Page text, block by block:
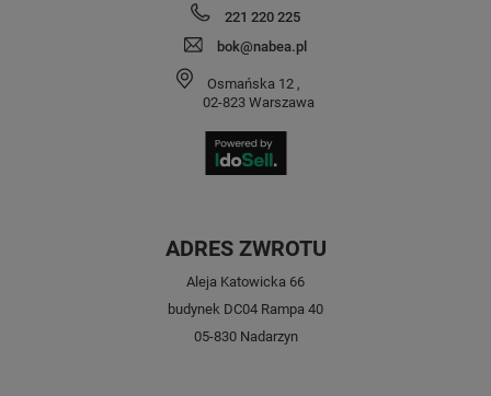
221 220 225
bok@nabea.pl
Osmańska 12 ,
02-823 Warszawa
ADRES ZWROTU
Aleja Katowicka 66
budynek DC04 Rampa 40
05-830 Nadarzyn